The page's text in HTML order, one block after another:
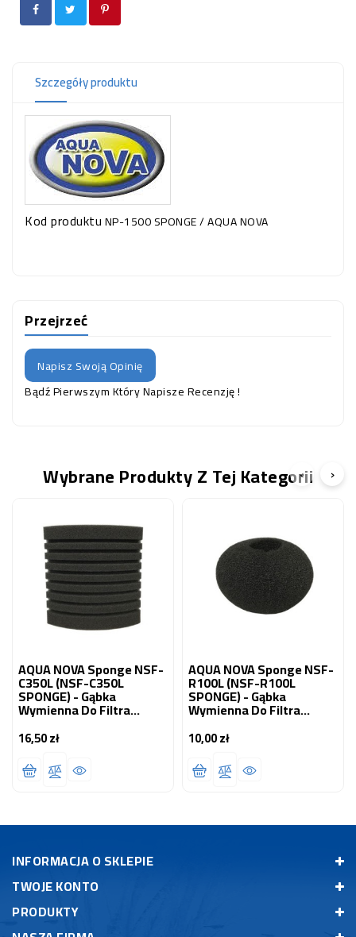
Szczegóły produktu
Kod produktuNP-1500 SPONGE / AQUA NOVA
Przejrzeć
Napisz Swoją Opinię
Bądź Pierwszym Który Napisze Recenzję !
Wybrane Produkty Z Tej Kategorii
AQUA NOVA Sponge NSF-
C350L (NSF-C350L
SPONGE) - Gąbka
Wymienna Do Filtra
Gąbkowego
16,50 złCena
AQUA NOVA Sponge NSF-
R100L (NSF-R100L
SPONGE) - Gąbka
Wymienna Do Filtra
Gąbkowego
10,00 złCena
‹ ›
INFORMACJA O SKLEPIE
TWOJE KONTO
PRODUKTY